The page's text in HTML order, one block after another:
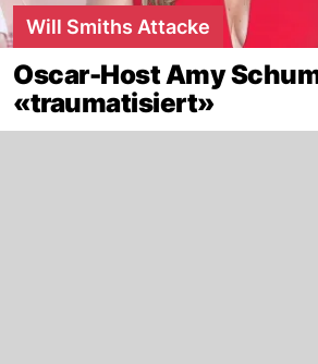
Will Smiths Attacke
Oscar-Host Amy
«traumatisiert»